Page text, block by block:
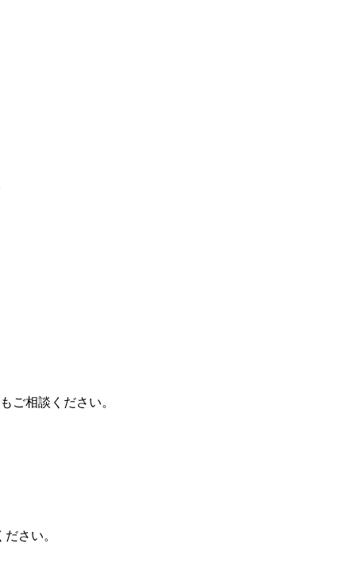
ご相談ください。
さい。